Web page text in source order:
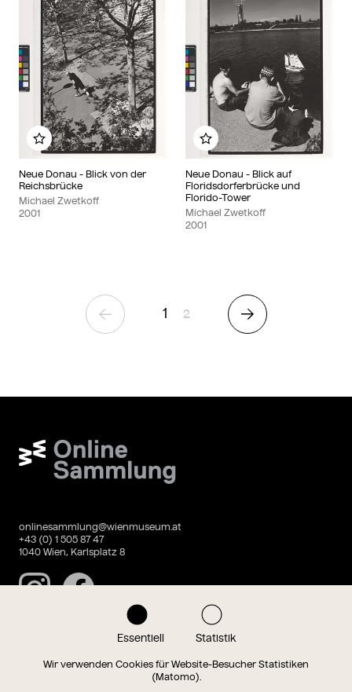
Essentiell Statistik
Wir verwenden Cookies für Website-Besucher Statistiken
(Matomo).
Neue Donau - Blick von der
Reichsbrücke
Michael Zwetkoff
2001
Zu meinem Album hinzufügen
Neue Donau - Blick auf
Floridsdorferbrücke und
Florido-Tower
Michael Zwetkoff
2001
Zu meinem Album
Vorherige Seite
1 Seite
2 Nächste Seite
Wien Museum Online Sammlung
onlinesammlung@wienmuseum.at
+43 (0) 1 505 87 47
1040 Wien, Karlsplatz 8
InstagramFacebook